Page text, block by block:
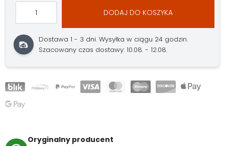
DODAJ DO KOSZYKA
Dostawa 1 - 3 dni.Wysyłka w ciągu 24 godzin.
Szacowany czas dostawy: 10.08. - 12.08.
Oryginalny producent